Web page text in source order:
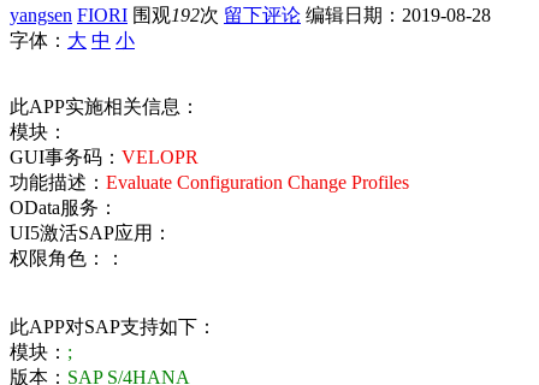
yangsen FIORI 围观192次 留下评论 编辑日期： 2019-08-28
字体： 大 中 小
此APP实施相关信息：
模块：
GUI事务码： VELOPR
功能描述： Evaluate Configuration Change Profiles
OData服务：
UI5激活SAP应用：
权限角色：：
此APP对SAP支持如下：
模块： ;
版本： SAP S/4HANA